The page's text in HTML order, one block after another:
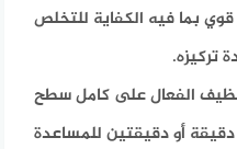
قوي بما فيه الكفاية للتخلص
تركيزه.
الفعال على كامل سطح
أو دقيقتين للمساعدة